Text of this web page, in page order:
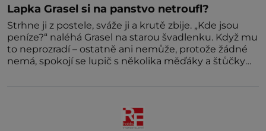
Lapka Grasel si na panstvo netroufl?
Strhne ji z postele, sváže ji a krutě zbije. „Kde jsou
peníze?“ naléhá Grasel na starou švadlenku. Když mu
to neprozradí – ostatně ani nemůže, protože žádné
nemá, spokojí se lupič s několika měďáky a štůčky